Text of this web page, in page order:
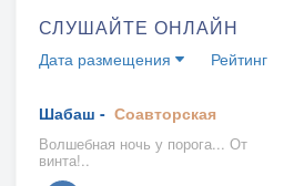
СЛУШАЙТЕ ОНЛАЙН
Дата размещения Рейтинг
Шабаш - Соавторская
Волшебная ночь у порога... От
винта!..